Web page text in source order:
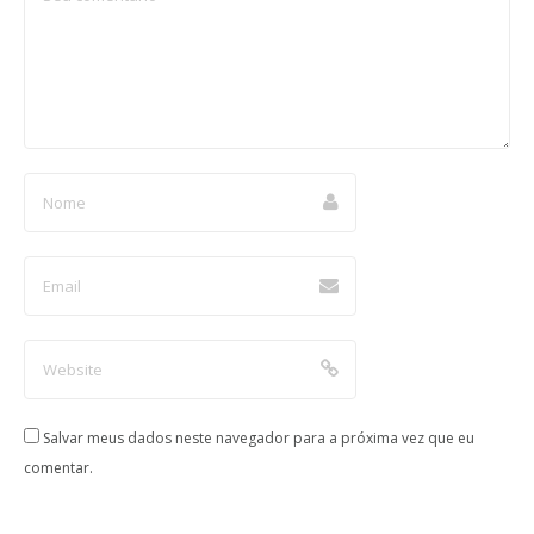
Salvar meus dados neste navegador para a próxima vez que eu
comentar.